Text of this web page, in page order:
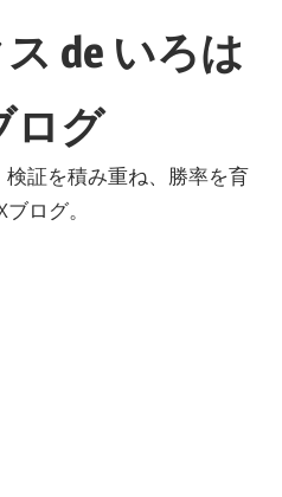
de いろは
ログ
検証を積み重ね、勝率を育
ログ。